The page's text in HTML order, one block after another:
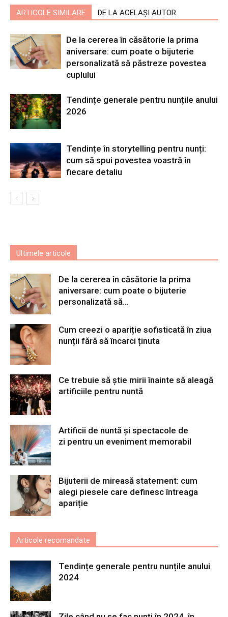
ARTICOLE SIMILARE DE LA ACELAȘI AUTOR
De la cererea în căsătorie la prima
aniversare: cum poate o bijuterie
personalizată să păstreze povestea
cuplului
Tendințe generale pentru nunțile anului
2026
Tendințe în storytelling pentru nunți:
cum să spui povestea voastră în
fiecare detaliu
Ultimele articole
De la cererea în căsătorie la prima
aniversare: cum poate o bijuterie
personalizată să...
Cum creezi o apariție sofisticată în ziua
nunții fără să încarci ținuta
Ce trebuie să știe mirii înainte să aleagă
artificiile pentru nuntă
Artificii de nuntă și spectacole de
zi pentru un eveniment memorabil
Bijuterii de mireasă statement: cum
alegi piesele care definesc întreaga
apariție
Articole recomandate
Tendințe generale pentru nunțile anului
2024